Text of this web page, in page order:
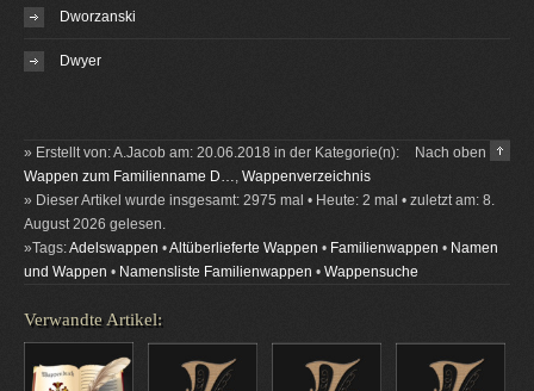
Dworzanski
Dwyer
Nach oben
» Erstellt von: A.Jacob am: 20.06.2018 in der Kategorie(n):
Wappen zum Familienname D…, Wappenverzeichnis
» Dieser Artikel wurde insgesamt: 2975 mal • Heute: 2 mal • zuletzt am: 8.
August 2026 gelesen.
»Tags:Adelswappen •Altüberlieferte Wappen • Familienwappen • Namen
und Wappen • Namensliste Familienwappen • Wappensuche
Verwandte Artikel: